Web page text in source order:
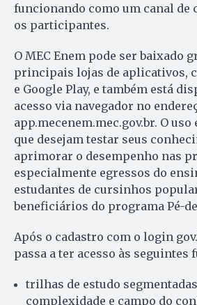
funcionando como um canal de
os participantes.
O MEC Enem pode ser baixado
principais lojas de aplicativos,
e Google Play, e também está
acesso via navegador no
app.mecenem.mec.gov.br. O uso
que desejam testar seus
aprimorar o desempenho nas
especialmente egressos do
estudantes de cursinhos
beneficiários do programa Pé-
Após o cadastro com o login
passa a ter acesso às seguintes
trilhas de estudo
complexidade e campo do